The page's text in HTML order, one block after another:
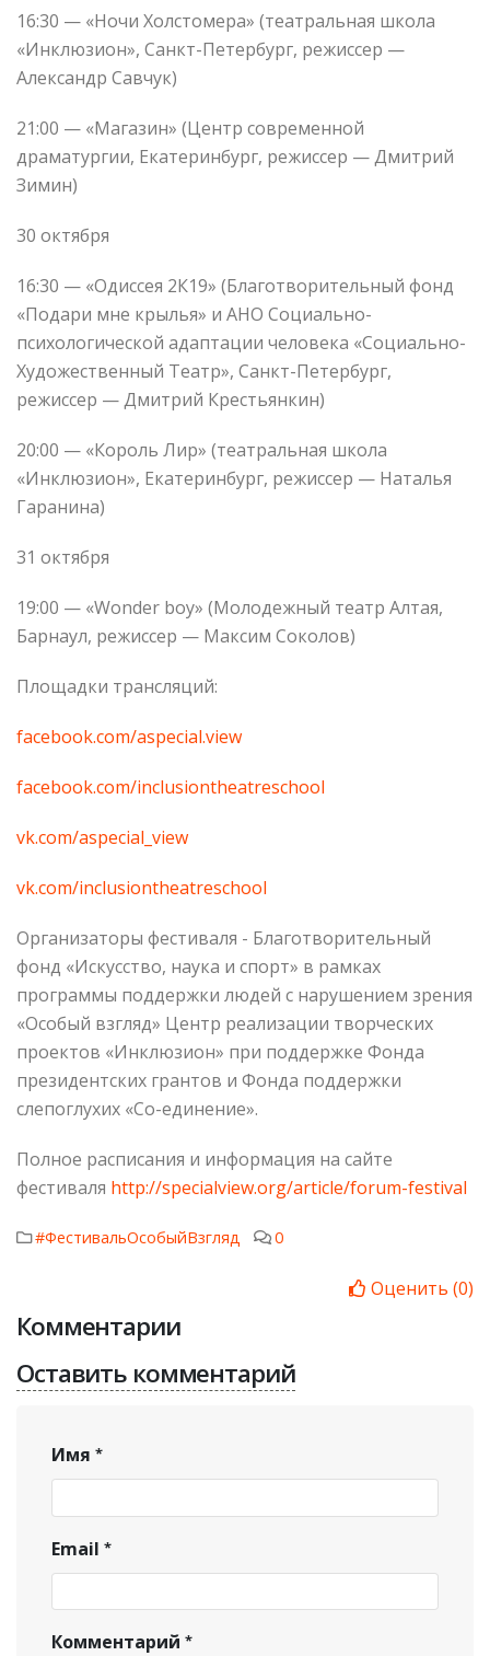
16:30 — «Ночи Холстомера» (театральная школа
«Инклюзион», Санкт-Петербург, режиссер —
Александр Савчук)
21:00 — «Магазин» (Центр современной
драматургии, Екатеринбург, режиссер — Дмитрий
Зимин)
30 октября
16:30 — «Одиссея 2К19» (Благотворительный фонд
«Подари мне крылья» и АНО Социально-
психологической адаптации человека «Социально-
Художественный Театр», Санкт-Петербург,
режиссер — Дмитрий Крестьянкин)
20:00 — «Король Лир» (театральная школа
«Инклюзион», Екатеринбург, режиссер — Наталья
Гаранина)
31 октября
19:00 — «Wonder boy» (Молодежный театр Алтая,
Барнаул, режиссер — Максим Соколов)
Площадки трансляций:
facebook.com/aspecial.view
facebook.com/inclusiontheatreschool
vk.com/aspecial_view
vk.com/inclusiontheatreschool
Организаторы фестиваля - Благотворительный
фонд «Искусство, наука и спорт» в рамках
программы поддержки людей с нарушением зрения
«Особый взгляд» Центр реализации творческих
проектов «Инклюзион» при поддержке Фонда
президентских грантов и Фонда поддержки
слепоглухих «Со-единение».
Полное расписания и информация на сайте
фестиваля http://specialview.org/article/forum-festival
#ФестивальОсобыйВзгляд 0
Оценить (0)
Комментарии
Оставить комментарий
Имя
Email
Комментарий